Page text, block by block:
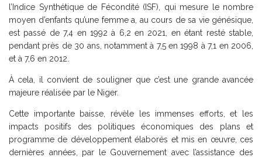
l’Indice Synthétique de Fécondité (ISF), qui mesure le nombre
moyen d’enfants qu’une femme a, au cours de sa vie génésique,
est passé de 7,4 en 1992 à 6,2 en 2021, en étant resté stable,
pendant près de 30 ans, notamment à 7,5 en 1998 à 7,1 en 2006,
et à 7,6 en 2012.
À cela, il convient de souligner que c’est une grande avancée
majeure réalisée par le Niger.
Cette importante baisse, révèle les immenses efforts, et les
impacts positifs des politiques économiques des plans et
programme de développement élaborés et mis en œuvre, ces
dernières années, par le Gouvernement avec l’assistance des